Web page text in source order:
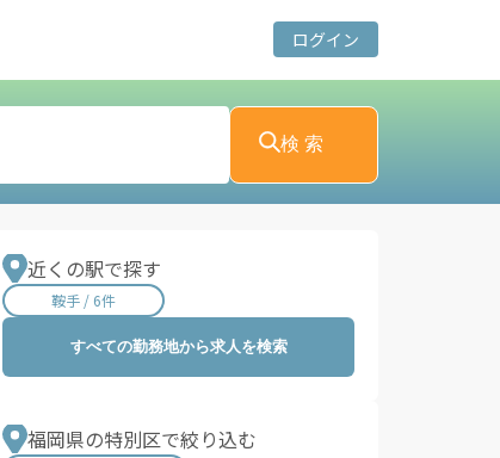
ログイン
検 索
近くの駅で探す
鞍手 / 6件
すべての勤務地から求人を検索
福岡県の特別区で絞り込む